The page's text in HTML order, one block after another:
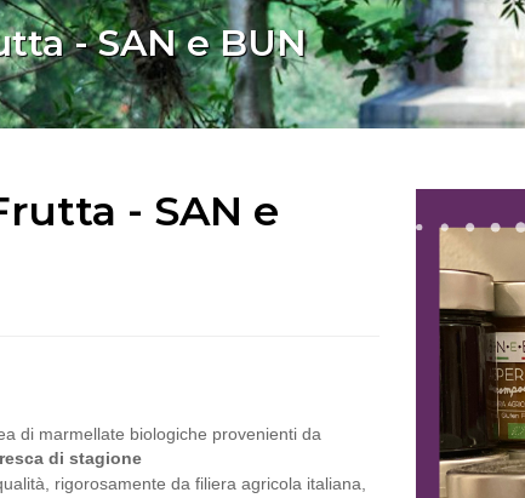
- SAN e BUN
- SAN e
di marmellate biologiche provenienti da
di stagione
rigorosamente da filiera agricola italiana,